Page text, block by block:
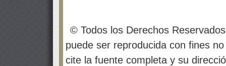
© Todos los Derechos
puede ser reproducida con fines
cite la fuente completa y su